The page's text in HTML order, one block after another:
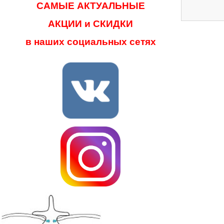
САМЫЕ АКТУАЛЬНЫЕ
АКЦИИ и СКИДКИ
в наших социальных сетях